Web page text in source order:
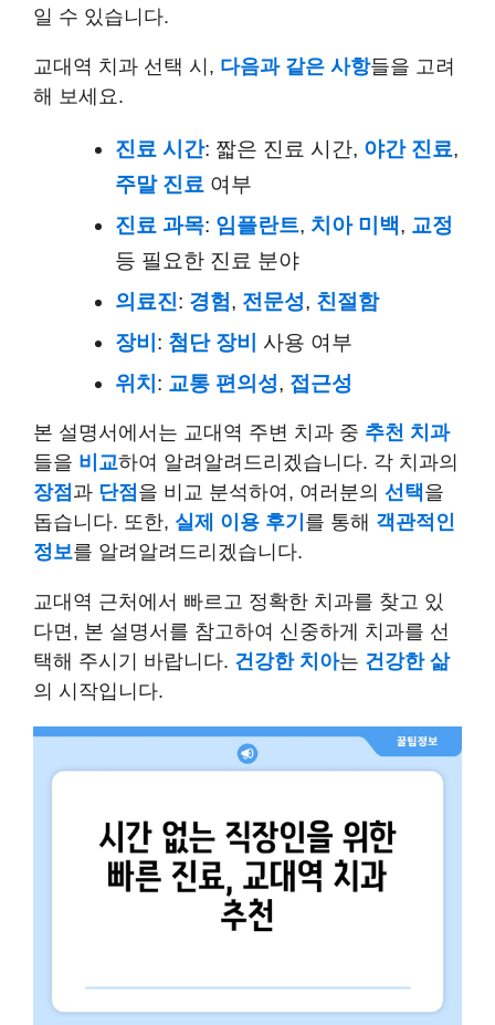
일 수 있습니다.
교대역 치과 선택 시, 다음과 같은 사항들을 고려
해 보세요.
진료 시간: 짧은 진료 시간, 야간 진료,
주말 진료 여부
진료 과목: 임플란트, 치아 미백, 교정
등 필요한 진료 분야
의료진: 경험, 전문성, 친절함
장비 : 첨단 장비
사용 여부
위치 : 교통 편의성, 접근성
본 설명서에서는 교대역 주변 치과 중 추천 치과
들을 비교하여 알려알려드리겠습니다. 각 치과의
장점 과 단점 을 비교 분석하여, 여러분의 선택을
돕습니다. 또한, 실제 이용 후기 를 통해 객관적인
정보를 알려알려드리겠습니다.
교대역 근처에서 빠르고 정확한 치과를 찾고 있
다면, 본 설명서를 참고하여 신중하게 치과를 선
택해 주시기 바랍니다. 건강한 치아는 건강한 삶
의 시작입니다.